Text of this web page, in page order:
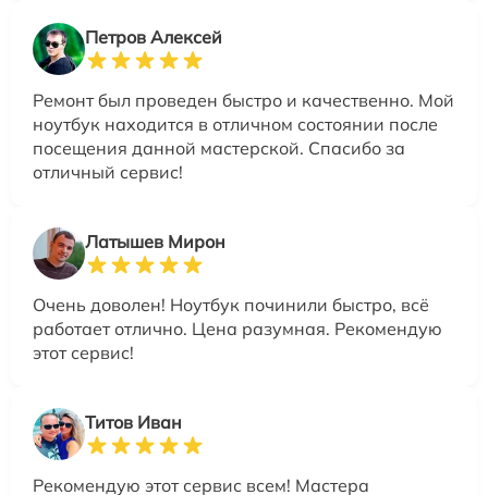
Петров Алексей
Ремонт был проведен быстро и качественно. Мой
ноутбук находится в отличном состоянии после
посещения данной мастерской. Спасибо за
отличный сервис!
Латышев Мирон
Очень доволен! Ноутбук починили быстро, всё
работает отлично. Цена разумная. Рекомендую
этот сервис!
Титов Иван
Рекомендую этот сервис всем! Мастера